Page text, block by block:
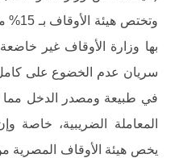
بها وزارة الأوقاف غير
سريان عدم الخضوع على كامل
في طبيعة ومصدر الدخل مما
المعاملة الضريبية،
يخص هيئة الأوقاف المصرية